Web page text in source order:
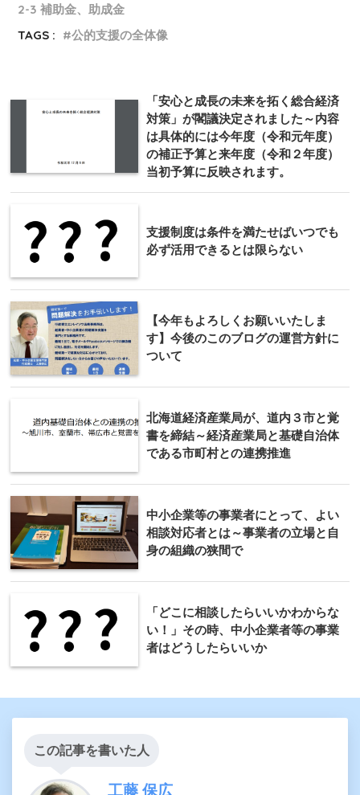
2-3 補助金、助成金
TAGS :
公的支援の全体像
「安心と成長の未来を拓く総合経済
対策」が閣議決定されました～内容
は具体的には今年度（令和元年度）
の補正予算と来年度（令和２年度）
当初予算に反映されます。
支援制度は条件を満たせばいつでも
必ず活用できるとは限らない
【今年もよろしくお願いいたしま
す】今後のこのブログの運営方針に
ついて
北海道経済産業局が、道内３市と覚
書を締結～経済産業局と基礎自治体
である市町村との連携推進
中小企業等の事業者にとって、よい
相談対応者とは～事業者の立場と自
身の組織の狭間で
「どこに相談したらいいかわからな
い！」その時、中小企業者等の事業
者はどうしたらいいか
この記事を書いた人
工藤 保広